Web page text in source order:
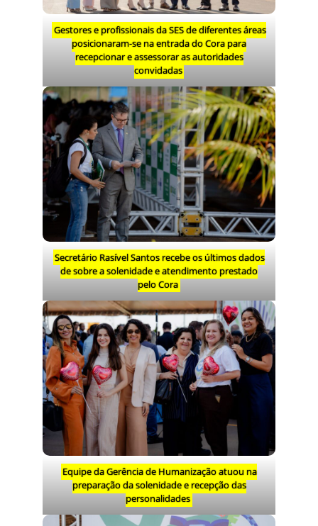
Gestores e profissionais da SES de diferentes áreas
posicionaram-se na entrada do Cora para
recepcionar e assessorar as autoridades
convidadas
Secretário Rasível Santos recebe os últimos dados
de sobre a solenidade e atendimento prestado
pelo Cora
Equipe da Gerência de Humanização atuou na
preparação da solenidade e recepção das
personalidades